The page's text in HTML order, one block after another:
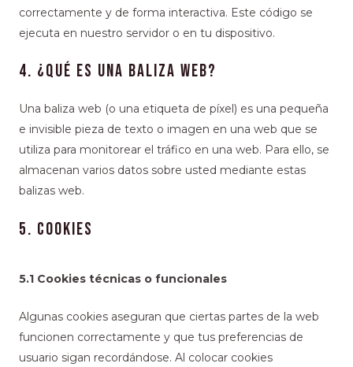
correctamente y de forma interactiva. Este código se
ejecuta en nuestro servidor o en tu dispositivo.
4. ¿Qué es una baliza web?
Una baliza web (o una etiqueta de píxel) es una pequeña
e invisible pieza de texto o imagen en una web que se
utiliza para monitorear el tráfico en una web. Para ello, se
almacenan varios datos sobre usted mediante estas
balizas web.
5. Cookies
5.1 Cookies técnicas o funcionales
Algunas cookies aseguran que ciertas partes de la web
funcionen correctamente y que tus preferencias de
usuario sigan recordándose. Al colocar cookies